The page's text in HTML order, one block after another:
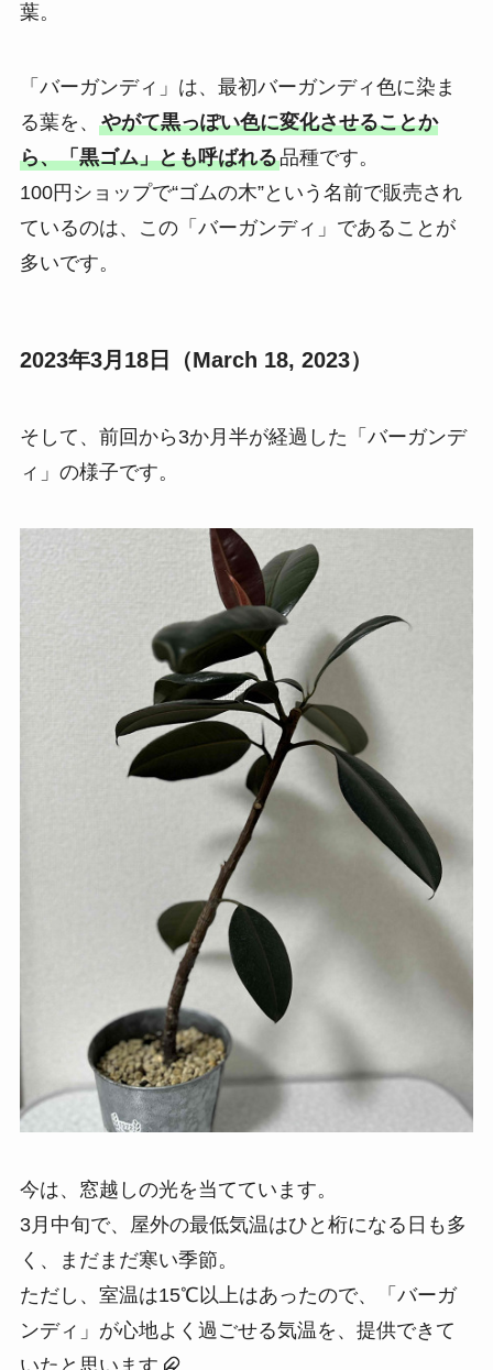
葉。
「バーガンディ」は、最初バーガンディ色に染ま
る葉を、 やがて黒っぽい色に変化させることか
ら、「黒ゴム」とも呼ばれる品種です。
100円ショップで“ゴムの木”という名前で販売され
ているのは、この「バーガンディ」であることが
多いです。
2023年3月18日（March 18, 2023）
そして、前回から3か月半が経過した「バーガンデ
ィ」の様子です。
今は、窓越しの光を当てています。
3月中旬で、屋外の最低気温はひと桁になる日も多
く、まだまだ寒い季節。
ただし、室温は15℃以上はあったので、「バーガ
ンディ」が心地よく過ごせる気温を、提供できて